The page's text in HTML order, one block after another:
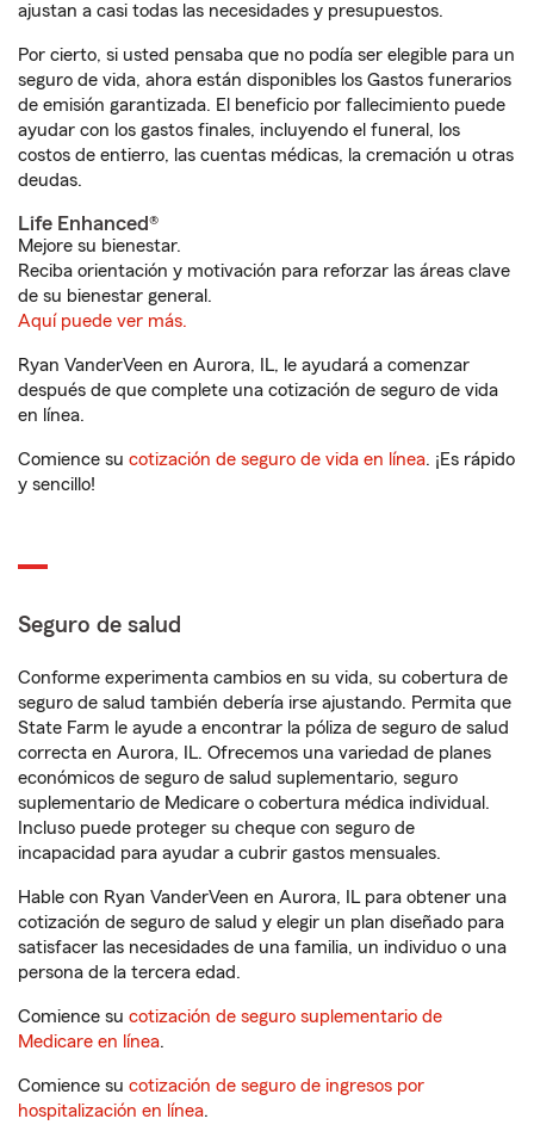
ajustan a casi todas las necesidades y presupuestos.
Por cierto, si usted pensaba que no podía ser elegible para un
seguro de vida, ahora están disponibles los Gastos funerarios
de emisión garantizada. El beneficio por fallecimiento puede
ayudar con los gastos finales, incluyendo el funeral, los
costos de entierro, las cuentas médicas, la cremación u otras
deudas.
Life Enhanced®
Mejore su bienestar.
Reciba orientación y motivación para reforzar las áreas clave
de su bienestar general.
Aquí puede ver más.
Ryan VanderVeen en Aurora, IL, le ayudará a comenzar
después de que complete una cotización de seguro de vida
en línea.
Comience su cotización de seguro de vida en línea. ¡Es rápido
y sencillo!
Seguro de salud
Conforme experimenta cambios en su vida, su cobertura de
seguro de salud también debería irse ajustando. Permita que
State Farm le ayude a encontrar la póliza de seguro de salud
correcta en Aurora, IL. Ofrecemos una variedad de planes
económicos de seguro de salud suplementario, seguro
suplementario de Medicare o cobertura médica individual.
Incluso puede proteger su cheque con seguro de
incapacidad para ayudar a cubrir gastos mensuales.
Hable con Ryan VanderVeen en Aurora, IL para obtener una
cotización de seguro de salud y elegir un plan diseñado para
satisfacer las necesidades de una familia, un individuo o una
persona de la tercera edad.
Comience su cotización de seguro suplementario de
Medicare en línea.
Comience su cotización de seguro de ingresos por
hospitalización en línea.